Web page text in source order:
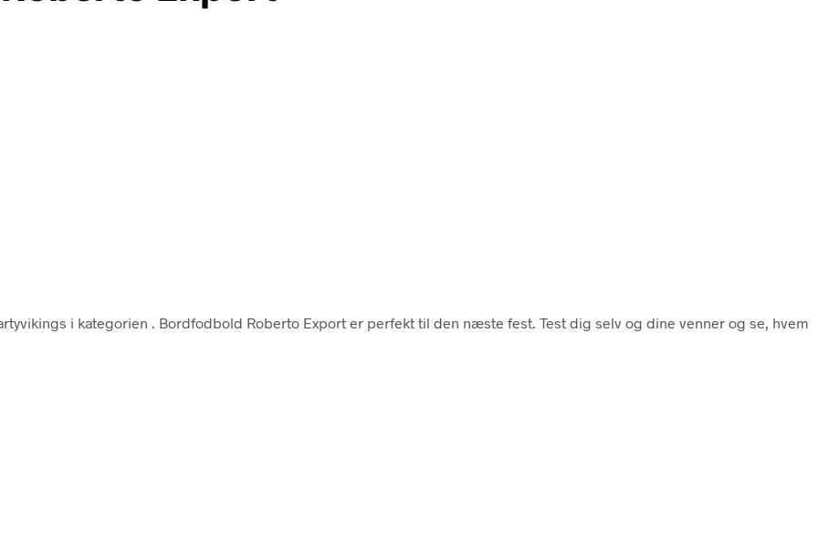
i kategorien
. Bordfodbold Roberto Export er perfekt til den næste fest. Test dig selv og dine venner og se, hvem